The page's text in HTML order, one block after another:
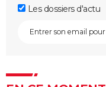
Les dossiers d'actu